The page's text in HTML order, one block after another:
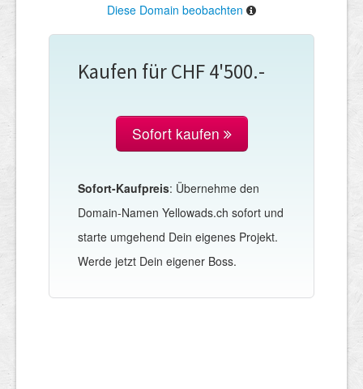
Diese Domain beobachten
Kaufen für CHF 4'500.-
Sofort kaufen
Sofort-Kaufpreis: Übernehme den
Domain-Namen Yellowads.ch sofort und
starte umgehend Dein eigenes Projekt.
Werde jetzt Dein eigener Boss.